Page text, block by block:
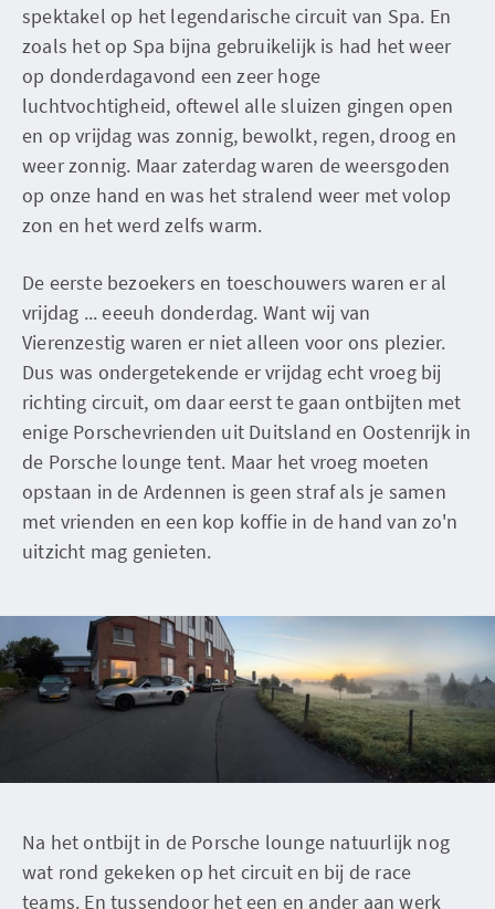
spektakel op het legendarische circuit van Spa. En
zoals het op Spa bijna gebruikelijk is had het weer
op donderdagavond een zeer hoge
luchtvochtigheid, oftewel alle sluizen gingen open
en op vrijdag was zonnig, bewolkt, regen, droog en
weer zonnig. Maar zaterdag waren de weersgoden
op onze hand en was het stralend weer met volop
zon en het werd zelfs warm.
De eerste bezoekers en toeschouwers waren er al
vrijdag ... eeeuh donderdag. Want wij van
Vierenzestig waren er niet alleen voor ons plezier.
Dus was ondergetekende er vrijdag echt vroeg bij
richting circuit, om daar eerst te gaan ontbijten met
enige Porschevrienden uit Duitsland en Oostenrijk in
de Porsche lounge tent. Maar het vroeg moeten
opstaan in de Ardennen is geen straf als je samen
met vrienden en een kop koffie in de hand van zo'n
uitzicht mag genieten.
Na het ontbijt in de Porsche lounge natuurlijk nog
wat rond gekeken op het circuit en bij de race
teams. En tussendoor het een en ander aan werk